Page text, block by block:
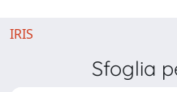
IRIS
Sfoglia